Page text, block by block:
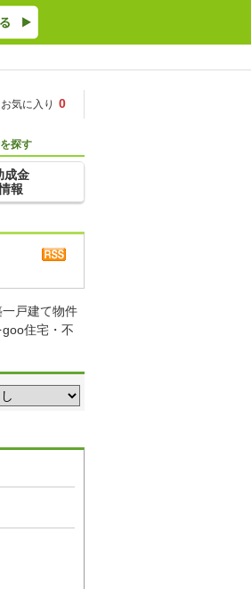
お気に入り 0
探す
成金
報
戸建て物件
住宅・不